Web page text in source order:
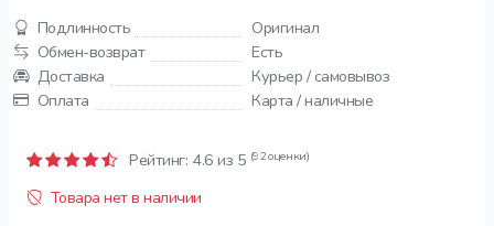
Подлинность
Оригинал
Обмен-возврат
Есть
Доставка
Курьер / самовывоз
Оплата
Карта / наличные
Рейтинг: 4.6 из 5 (92 оценки)
Товара нет в наличии